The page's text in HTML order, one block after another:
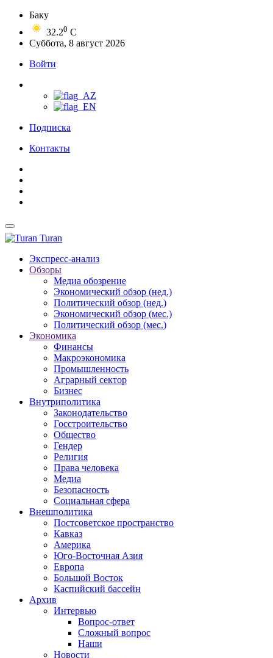
Баку
32.20 C
Суббота, 8 август 2026
Войти
Подписка
Контакты
Turan
Экспресс-анализ
Обзоры
Медиа обозрение
Экономический обзор (нед.)
Политический обзор (нед.)
Экономический обзор (мес.)
Политический обзор (мес.)
Экономика
Финансы
Макроэкономика
Промышленность
Аграрный сектор
Бизнес
Внутриполитика
Законодательство
Госстроительство
Общество
Гендер
Религия
Права человека
Медиа
Безопасность
Социальная сфера
Внешполитика
Постсоветское пространство
Кавказ
Америка
Юго-Восточная Азия
Европа
Большой Восток
Каспийский бассейн
Архив
Интервью
Вопрос-ответ
Сложный вопрос
Наши
Новости